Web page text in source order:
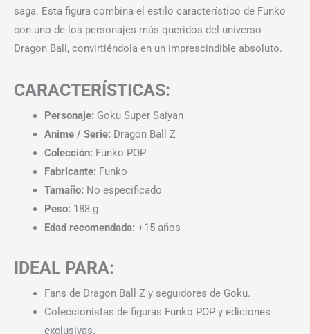
saga. Esta figura combina el estilo característico de Funko
con uno de los personajes más queridos del universo
Dragon Ball, convirtiéndola en un imprescindible absoluto.
CARACTERÍSTICAS:
Personaje: Goku Super Saiyan
Anime / Serie: Dragon Ball Z
Colección: Funko POP
Fabricante: Funko
Tamaño: No especificado
Peso: 188 g
Edad recomendada: +15 años
IDEAL PARA:
Fans de Dragon Ball Z y seguidores de Goku.
Coleccionistas de figuras Funko POP y ediciones
exclusivas.